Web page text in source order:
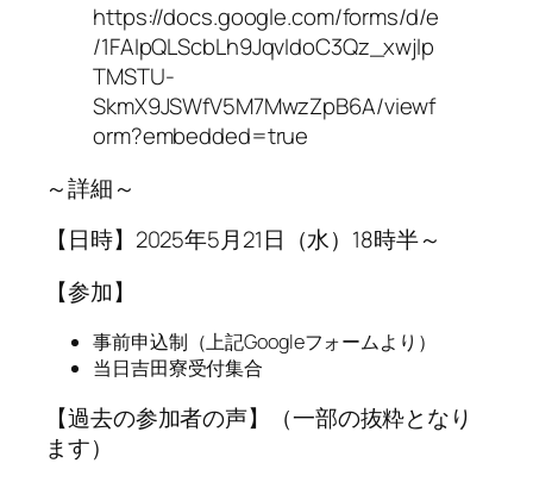
https://docs.google.com/forms/d/e
/1FAIpQLScbLh9JqvIdoC3Qz_xwjIp
TMSTU-
SkmX9JSWfV5M7MwzZpB6A/viewf
orm?embedded=true
～詳細～
【日時】2025年5月21日（水）18時半～
【参加】
事前申込制（上記Googleフォームより）
当日吉田寮受付集合
【過去の参加者の声】（一部の抜粋となり
ます）